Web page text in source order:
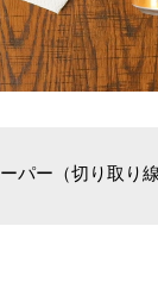
パー（切り取り